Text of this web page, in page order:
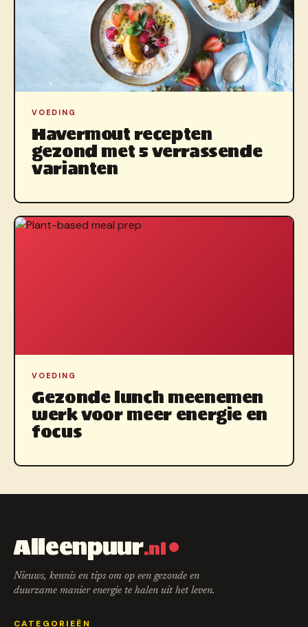
VOEDING
Havermout recepten
gezond met 5 verrassende
varianten
VOEDING
Gezonde lunch meenemen
werk voor meer energie en
focus
Alleenpuur.nl
Nieuws, kennis en tips om op een gezonde en
duurzame manier energie te halen uit het leven.
CATEGORIEËN